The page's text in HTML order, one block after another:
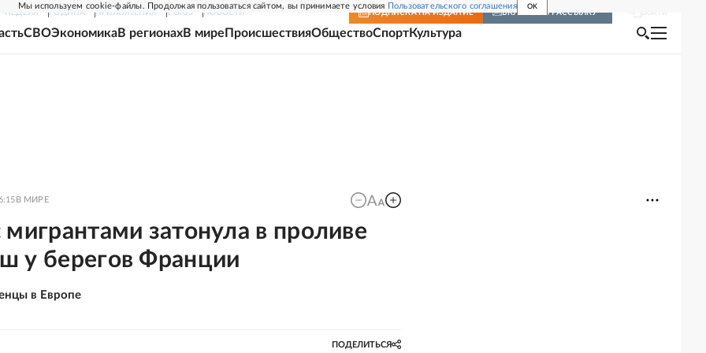
Мы используем cookie-файлы. Продолжая пользоваться сайтом, вы принимаете условия Пользовательского соглашения OK
НЕДЕЛЯ РОДИНА ПРИЛОЖЕНИЯ СОЮЗ НОВОСТИ ПОДПИСКА НА ИЗДАНИЕ ВКЛЮЧИТЬ РАССЫЛКУ
СВОЭкономикаВ регионахВ мире ПроисшествияОбществоСпортКультура
В МИРЕ
затонула в проливе
у берегов Франции
в Европе
ПОДЕЛИТЬСЯ